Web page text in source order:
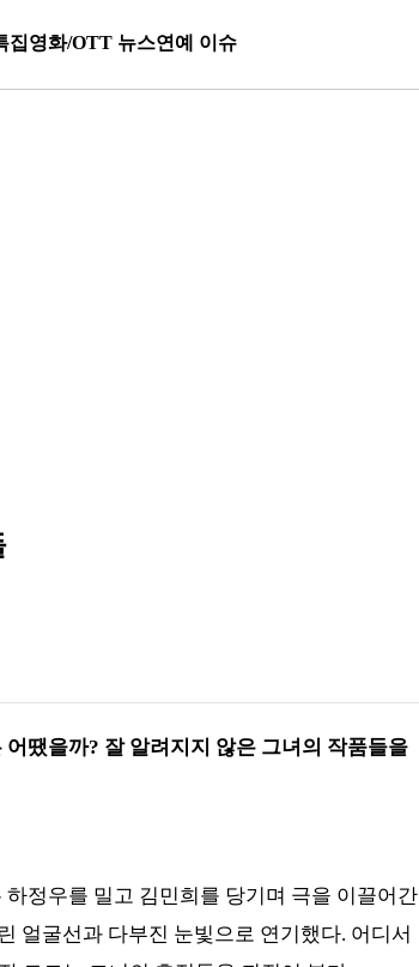
집영화/OTT 뉴스연예 이슈
땠을까? 잘 알려지지 않은 그녀의 작품들을
정우를 밀고 김민희를 당기며 극을 이끌어간
얼굴선과 다부진 눈빛으로 연기했다. 어디서